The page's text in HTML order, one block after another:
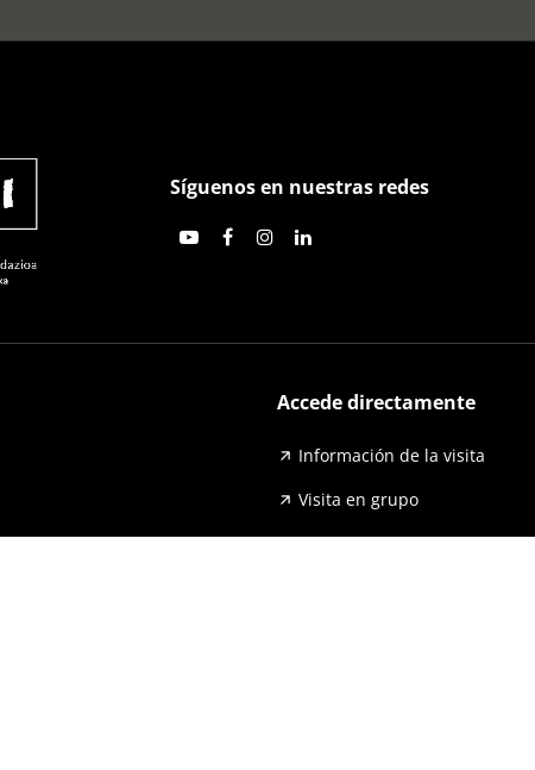
Síguenos en nuestras redes
Accede directamente
Información de la visita
Visita en grupo
Exposiciones